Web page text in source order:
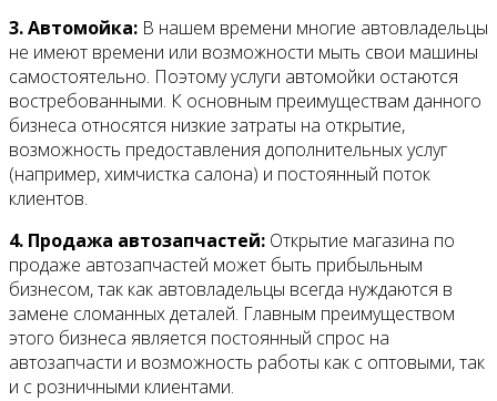
3. Автомойка: В нашем времени многие автовладельцы
не имеют времени или возможности мыть свои машины
самостоятельно. Поэтому услуги автомойки остаются
востребованными. К основным преимуществам данного
бизнеса относятся низкие затраты на открытие,
возможность предоставления дополнительных услуг
(например, химчистка салона) и постоянный поток
клиентов.
4. Продажа автозапчастей: Открытие магазина по
продаже автозапчастей может быть прибыльным
бизнесом, так как автовладельцы всегда нуждаются в
замене сломанных деталей. Главным преимуществом
этого бизнеса является постоянный спрос на
автозапчасти и возможность работы как с оптовыми, так
и с розничными клиентами.